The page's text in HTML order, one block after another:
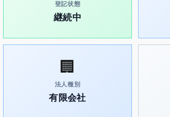
登記状態
継続中
🏢
法人種別
有限会社